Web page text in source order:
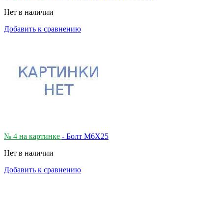
Нет в наличии
Добавить к сравнению
№ 4 на картинке - Болт M6X25
Нет в наличии
Добавить к сравнению